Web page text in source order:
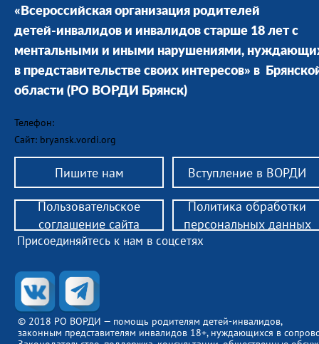
«Всероссийская организация родителей
детей-инвалидов и инвалидов старше 18 лет с
ментальными и иными нарушениями,
в представительстве своих интересов» в
области (РО ВОРДИ Брянск)
Телефон:
Сайт: bryansk.vordi.org
Пишите нам Вступление в ВОРДИ
© 2018 РО ВОРДИ — помощь родителям детей-инвалидов,
законным представителям инвалидов 18+, нуждающихся в
Присоединяйтесь к нам в соцсетях
Пользовательское
соглашение сайта
Политика обработки
персональных данных